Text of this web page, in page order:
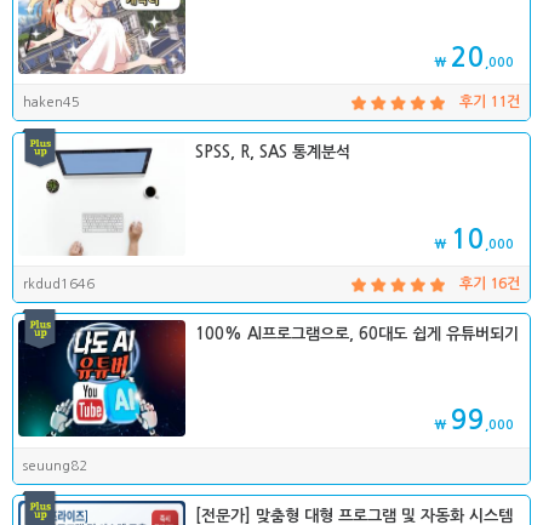
₩ 20 ,000
haken45 후기 11건
SPSS, R, SAS 통계분석
₩ 10 ,000
rkdud1646 후기 16건
100% AI프로그램으로, 60대도 쉽게 유튜버되기
₩ 99 ,000
seuung82
[전문가] 맞춤형 대형 프로그램 및 자동화 시스템